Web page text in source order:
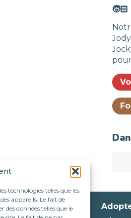
technologies telles que les
appareils. Le fait de
données telles que le
nous ?